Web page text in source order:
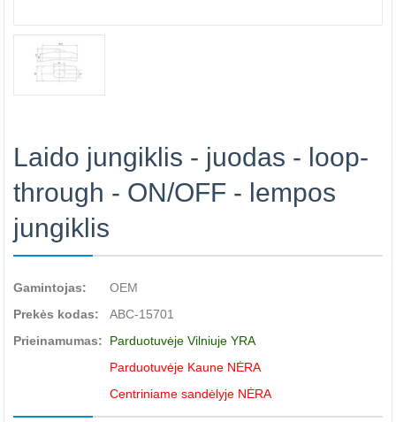
Laido jungiklis - juodas - loop-
through - ON/OFF - lempos
jungiklis
Gamintojas:
OEM
Prekės kodas:
ABC-15701
Prieinamumas:
Parduotuvėje Vilniuje YRA
Parduotuvėje Kaune NĖRA
Centriniame sandėlyje NĖRA